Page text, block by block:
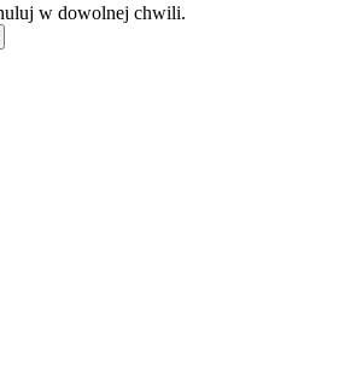
w dowolnej chwili.